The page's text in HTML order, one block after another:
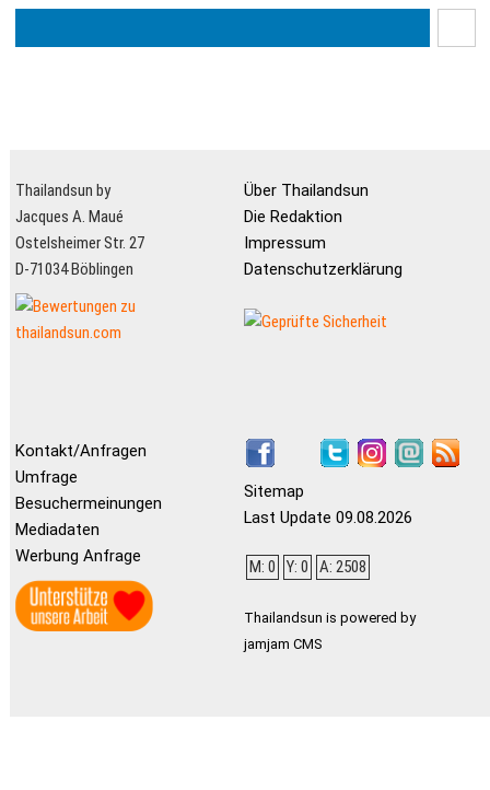
Thailandsun by
Jacques A. Maué
Ostelsheimer Str. 27
D-71034 Böblingen
Über Thailandsun
Die Redaktion
Impressum
Datenschutzerklärung
Kontakt/Anfragen
Umfrage
Besuchermeinungen
Mediadaten
Werbung Anfrage
Sitemap
Last Update 09.08.2026
M: 0 Y: 0 A: 2508
Thailandsun is powered by
jamjam CMS